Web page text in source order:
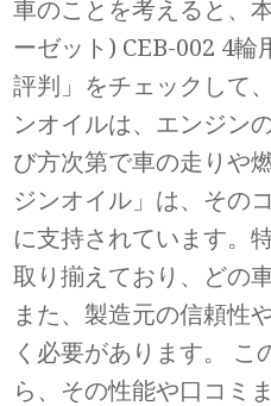
車のことを考えると、
ーゼット) CEB-002 4
評判」をチェックして
ンオイルは、エンジン
び方次第で車の走りや
ジンオイル」は、その
に支持されています。
取り揃えており、どの
また、製造元の信頼性
く必要があります。
ら、その性能や口コミ